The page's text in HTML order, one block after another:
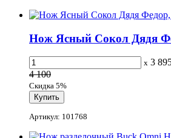
Нож Ясный Сокол Дядя
x 3
4 100
Скидка 5%
Артикул: 101768